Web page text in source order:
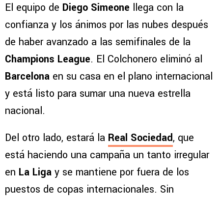
El equipo de Diego Simeone llega con la
confianza y los ánimos por las nubes después
de haber avanzado a las semifinales de la
Champions League. El Colchonero eliminó al
Barcelona en su casa en el plano internacional
y está listo para sumar una nueva estrella
nacional.
Del otro lado, estará la Real Sociedad, que
está haciendo una campaña un tanto irregular
en La Liga y se mantiene por fuera de los
puestos de copas internacionales. Sin